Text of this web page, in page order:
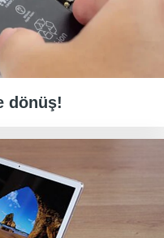
dönüş!